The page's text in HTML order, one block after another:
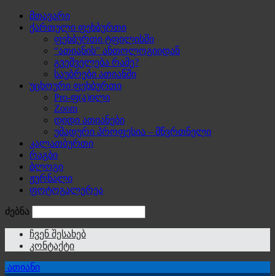
მთავარი
ქართული ფეხბურთი
ფეხბურთი ტფილისში
“ათიანის” ანთოლოგიიდან
გვეშველება რამე?
საუბრები ათიანში
უცხოური ფეხბურთი
Pro-ფ(ა)ილი
Zoom
დიდი ათიანები
უმადური პროფესია – მწვრთნელი
კალათბურთი
რაგბი
ბლოგი
ჟურნალი
ფოტოგალერეა
ძებნა
ჩვენ შესახებ
კონტაქტი
ათიანი